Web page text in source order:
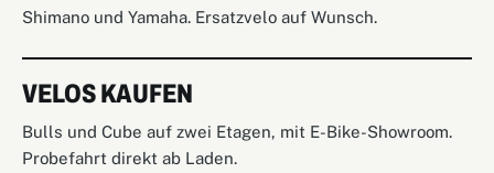
Shimano und Yamaha. Ersatzvelo auf Wunsch.
VELOS KAUFEN
Bulls und Cube auf zwei Etagen, mit E-Bike-Showroom.
Probefahrt direkt ab Laden.